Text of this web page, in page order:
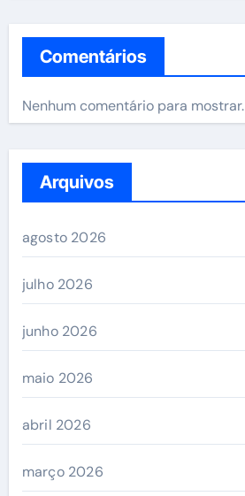
Comentários
Nenhum comentário para mostrar.
Arquivos
agosto 2026
julho 2026
junho 2026
maio 2026
abril 2026
março 2026